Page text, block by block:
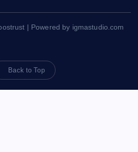
| Powered by igmastudio.com
Back to Top